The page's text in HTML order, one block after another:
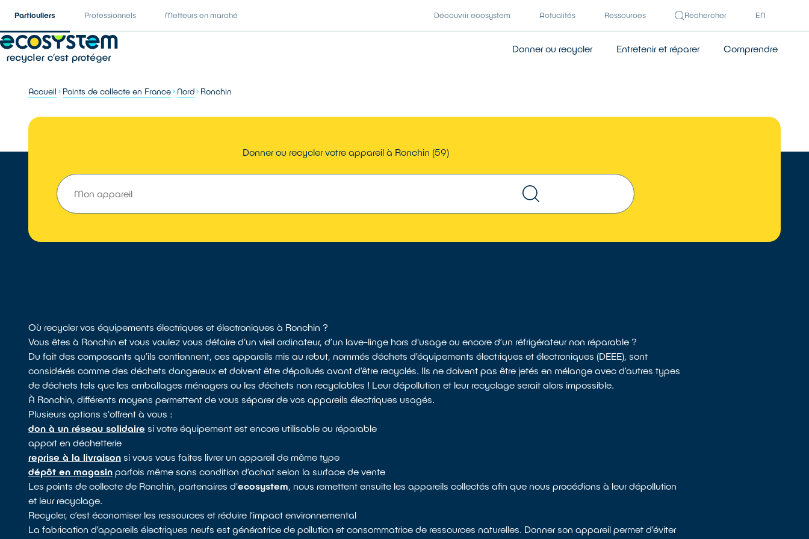
Particuliers Professionnels Metteurs en marché Découvrir ecosystem Actualités Ressources Rechercher EN
Donner ou recycler Entretenir et réparer Comprendre
Accueil Points de collecte en France Nord Ronchin
Donner ou recycler votre appareil à Ronchin (59)
Où recycler vos équipements électriques et électroniques à Ronchin ?
Vous êtes à Ronchin et vous voulez vous défaire d'un vieil ordinateur, d’un lave-linge hors d'usage ou encore d’un réfrigérateur non réparable ?
Du fait des composants qu’ils contiennent, ces appareils mis au rebut, nommés déchets d’équipements électriques et électroniques (DEEE), sont
considérés comme des déchets dangereux et doivent être dépollués avant d’être recyclés. Ils ne doivent pas être jetés en mélange avec d’autres types
de déchets tels que les emballages ménagers ou les déchets non recyclables ! Leur dépollution et leur recyclage serait alors impossible.
À Ronchin, différents moyens permettent de vous séparer de vos appareils électriques usagés.
Plusieurs options s'offrent à vous :
don à un réseau solidaire si votre équipement est encore utilisable ou réparable
apport en déchetterie
reprise à la livraison si vous vous faites livrer un appareil de même type
dépôt en magasin parfois même sans condition d’achat selon la surface de vente
Les points de collecte de Ronchin, partenaires d'ecosystem, nous remettent ensuite les appareils collectés afin que nous procédions à leur dépollution
et leur recyclage.
Recycler, c’est économiser les ressources et réduire l’impact environnemental
La fabrication d’appareils électriques neufs est génératrice de pollution et consommatrice de ressources naturelles. Donner son appareil permet d’éviter